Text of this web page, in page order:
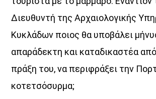
15:00
16:00
ΔΙΚΤΥΩΣΗ ΜΕ VOICE 102,5
16:00
20:00
Διευθυντή της Αρχαιολογικής
Κυκλάδων ποιος θα υποβάλει
απαράδεκτη και καταδικαστέα
πράξη του, να περιφράξει την
κοτετσόσυρμα;